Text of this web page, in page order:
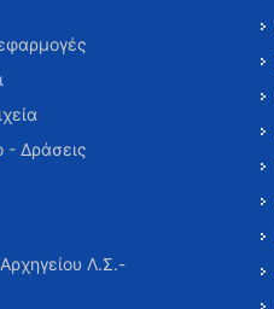
- Δράσεις
Λ.Σ.-